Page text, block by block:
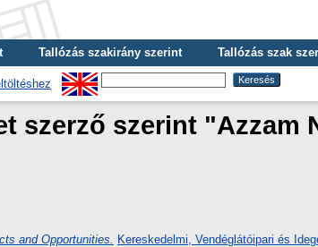
Tallózás szakirány szerint Tallózás szak
szerző szerint "Azzam
and Opportunities. Kereskedelmi, Vendéglátóipari és